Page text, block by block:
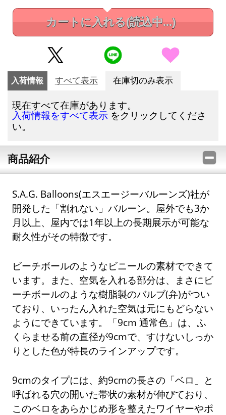
カートに入れる(読込中...)
入荷情報 すべて表示 在庫切のみ表示
現在すべて在庫があります。
入荷情報をすべて表示 をクリックしてくださ
い。
商品紹介
S.A.G. Balloons(エスエージーバルーンズ)社が
開発した「割れない」バルーン。屋外でも3か
月以上、屋内では1年以上の長期展示が可能な
耐久性がその特徴です。
ビーチボールのようなビニールの素材でできて
います。また、空気を入れる部分は、まさにビ
ーチボールのような樹脂製のバルブ(弁)がつい
ており、いったん入れた空気は元にもどらない
ようにできています。「9cm 通常色」は、ふ
くらませる前の直径が9cmで、すけないしっか
りとした色が特長のラインアップです。
9cmのタイプには、約9cmの長さの「ベロ」と
呼ばれる穴の開いた帯状の素材が伸びており、
このベロをあらかじめ形を整えたワイヤーやポ